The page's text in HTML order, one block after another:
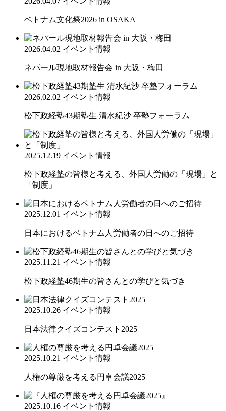
ベトナム文化祭2026 in OSAKA
2026.04.02 イベント情報
ネパール現地取材報告会 in 大阪・梅田
2026.02.02 イベント情報
松下政経塾43期塾生 清水紀沙 卒塾フォーラム
2025.12.19 イベント情報
松下政経塾の皆様と考える、外国人労働の「現場」と
「制度」
2025.12.01 イベント情報
日本におけるベトナム人労働者の日へのご招待
2025.11.21 イベント情報
松下政経塾46期生の皆さんとの学びと気づき
2025.10.26 イベント情報
日本法律クイズコンテスト2025
2025.10.21 イベント情報
人権の尊厳を考える円卓会議2025
2025.10.16 イベント情報